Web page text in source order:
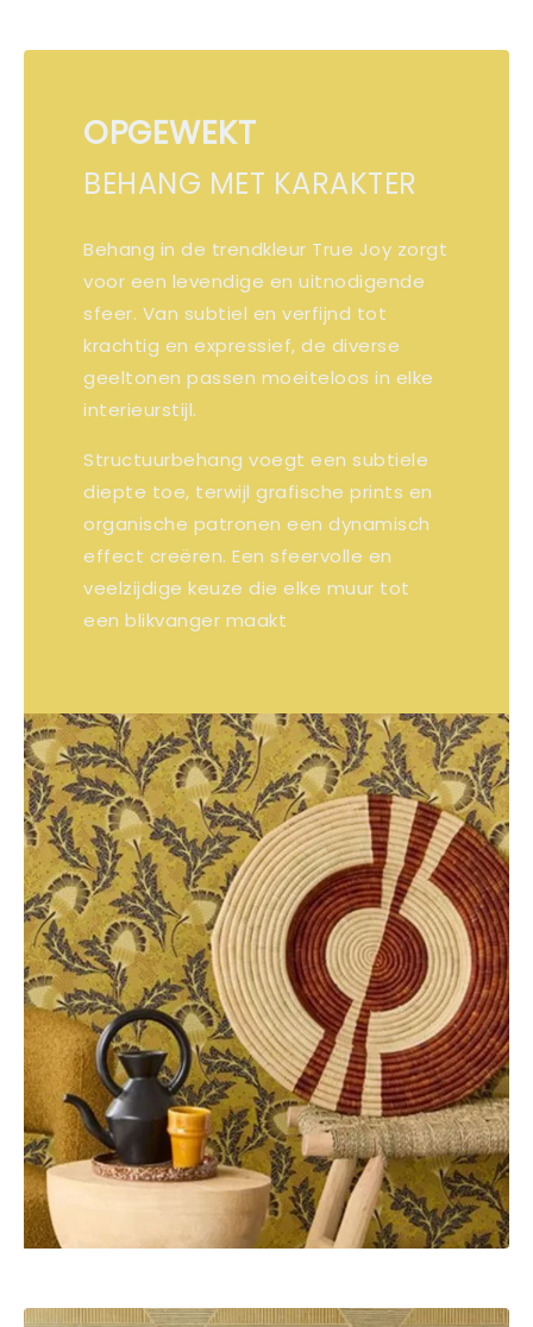
OPGEWEKT
BEHANG MET KARAKTER
Behang in de trendkleur True Joy zorgt
voor een levendige en uitnodigende
sfeer. Van subtiel en verfijnd tot
krachtig en expressief, de diverse
geeltonen passen moeiteloos in elke
interieurstijl.
Structuurbehang voegt een subtiele
diepte toe, terwijl grafische prints en
organische patronen een dynamisch
effect creëren. Een sfeervolle en
veelzijdige keuze die elke muur tot
een blikvanger maakt